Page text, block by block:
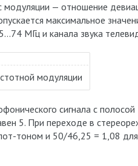
модуляции — отношение
максимальное
МГц и канала звука
модуляции
сигнала с
5. При переходе в
тоном и 50/46,25 = 1,08 для